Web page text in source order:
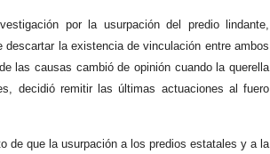
por la usurpación del predio lindante,
la existencia de vinculación entre ambos
las causas cambió de opinión cuando la querella
decidió remitir las últimas actuaciones al fuero
de que la usurpación a los predios estatales y a la